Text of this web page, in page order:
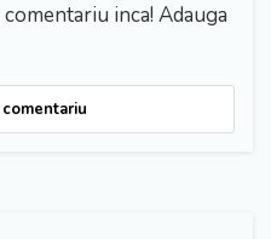
inca! Adauga